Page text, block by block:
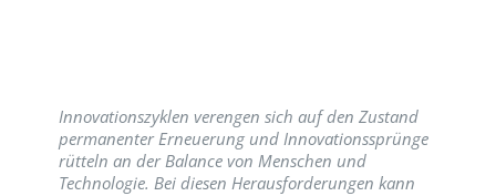
Innovationszyklen verengen sich auf den Zustand
permanenter Erneuerung und Innovationssprünge
rütteln an der Balance von Menschen und
Technologie. Bei diesen Herausforderungen kann